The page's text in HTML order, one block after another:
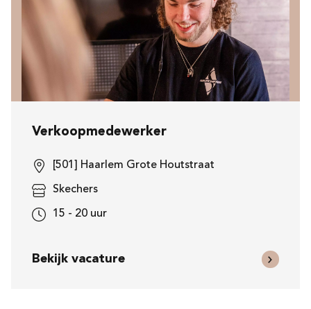
Verkoopmedewerker
[501] Haarlem Grote Houtstraat
Skechers
15 - 20 uur
Bekijk vacature